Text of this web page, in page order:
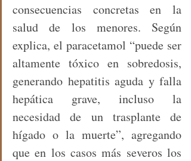
consecuencias concretas en la
salud de los menores. Según
explica, el paracetamol “puede ser
altamente tóxico en sobredosis,
generando hepatitis aguda y falla
hepática grave, incluso la
necesidad de un trasplante de
hígado o la muerte”, agregando
que en los casos más severos los